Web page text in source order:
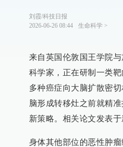
刘霞/科技日报
2026-06-26 08:44
生命科学>
来自英国伦敦国王学院
科学家，正在研制一类
多种癌症向大脑扩散密
脑形成转移灶之前就精
新策略。相关论文发表
身体其他部位的恶性肿